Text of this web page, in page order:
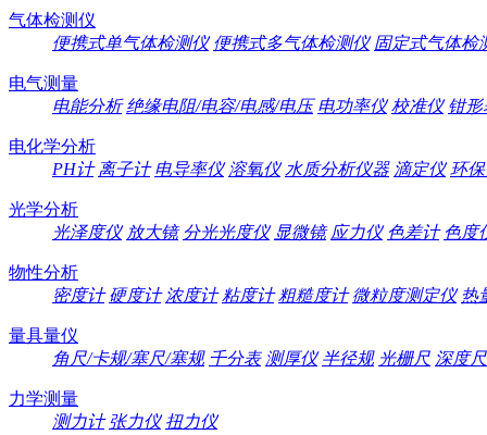
气体检测仪
便携式单气体检测仪 便携式多气体检测仪 固定式气体检
电气测量
电能分析 绝缘电阻/电容/电感/电压 电功率仪 校准仪 钳形
电化学分析
PH计 离子计 电导率仪 溶氧仪 水质分析仪器 滴定仪 环
光学分析
光泽度仪 放大镜 分光光度仪 显微镜 应力仪 色差计 色度
物性分析
密度计 硬度计 浓度计 粘度计 粗糙度计 微粒度测定仪 热
量具量仪
角尺/卡规/塞尺/塞规 千分表 测厚仪 半径规 光栅尺 深度尺
力学测量
测力计 张力仪 扭力仪